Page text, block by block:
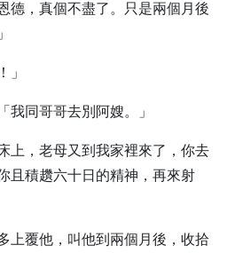
德，真個不盡了。只是兩個月後
」
我同哥哥去別阿嫂。」
上，老母又到我家裡來了，你去
且積趲六十日的精神，再來射
上覆他，叫他到兩個月後，收拾